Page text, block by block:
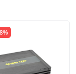
325 x 160 x 58
мм